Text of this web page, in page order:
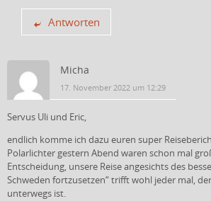
Antworten
Micha
17. November 2022 um 12:29
Servus Uli und Eric,
endlich komme ich dazu euren super
Polarlichter gestern Abend waren schon mal
Entscheidung, unsere Reise angesichts des
Schweden fortzusetzen“ trifft wohl jeder mal,
unterwegs ist.